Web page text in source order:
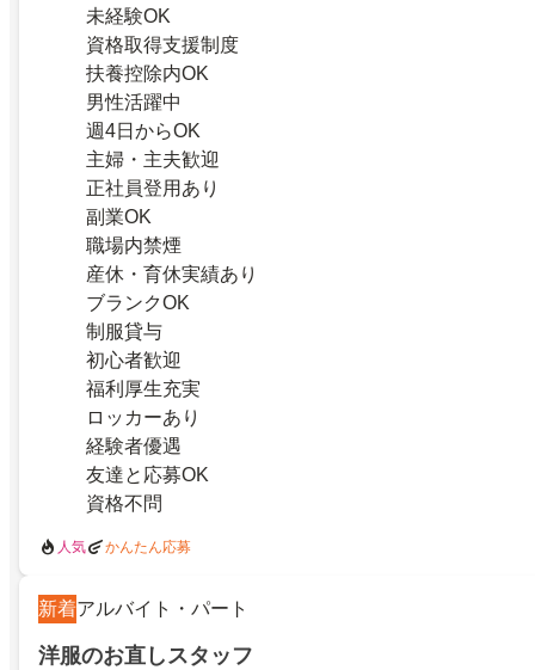
未経験OK
資格取得支援制度
扶養控除内OK
男性活躍中
週4日からOK
主婦・主夫歓迎
正社員登用あり
副業OK
職場内禁煙
産休・育休実績あり
ブランクOK
制服貸与
初心者歓迎
福利厚生充実
ロッカーあり
経験者優遇
友達と応募OK
資格不問
人気 かんたん応募
新着アルバイト・パート
洋服のお直しスタッフ